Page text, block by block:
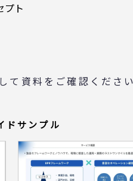
プト
て資料をご確認ください
ドサンプル